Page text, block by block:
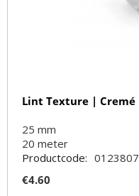
Lint Texture | Cremé
25 mm
20 meter
Productcode: 0123807
€4.60